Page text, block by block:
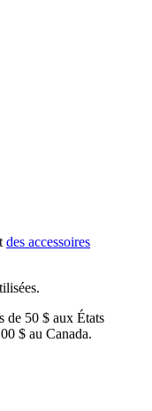
des accessoires
de 50 $ aux États
$ au Canada.